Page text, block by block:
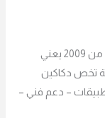
هي شركة تصميم ويب سايت موجودة في مصر من 2009 يعني
كل حاجة تخص دكاكين
تطبيقات – دعم فني –